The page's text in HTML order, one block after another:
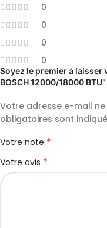
0
0
0
0
Soyez le premier à laisser
BOSCH 12000/18000 BTU”
Votre adresse e-mail
obligatoires sont
Votre note *
Votre avis *